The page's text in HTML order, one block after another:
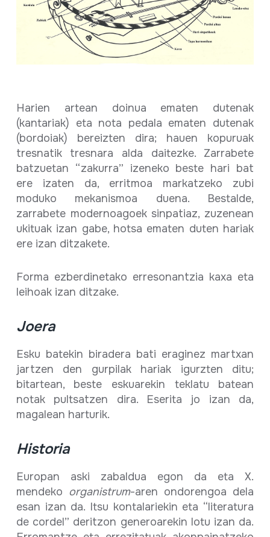
Harien artean doinua ematen dutenak
(kantariak) eta nota pedala ematen dutenak
(bordoiak) bereizten dira; hauen kopuruak
tresnatik tresnara alda daitezke. Zarrabete
batzuetan “zakurra” izeneko beste hari bat
ere izaten da, erritmoa markatzeko zubi
moduko mekanismoa duena. Bestalde,
zarrabete modernoagoek sinpatiaz, zuzenean
ukituak izan gabe, hotsa ematen duten hariak
ere izan ditzakete.
Forma ezberdinetako erresonantzia kaxa eta
leihoak izan ditzake.
Joera
Esku batekin biradera bati eraginez martxan
jartzen den gurpilak hariak igurzten ditu;
bitartean, beste eskuarekin teklatu batean
notak pultsatzen dira. Eserita jo izan da,
magalean harturik.
Historia
Europan aski zabaldua egon da eta X.
mendeko organistrum-aren ondorengoa dela
esan izan da. Itsu kontalariekin eta “literatura
de cordel” deritzon generoarekin lotu izan da.